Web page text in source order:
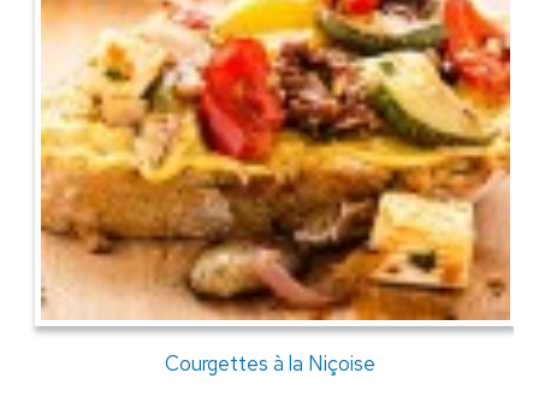
Courgettes à la Niçoise